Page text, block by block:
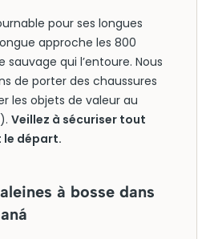
pour ses longues
approche les 800
qui l’entoure. Nous
de porter des chaussures
les objets de valeur au
Veillez à sécuriser tout
départ.
à bosse dans